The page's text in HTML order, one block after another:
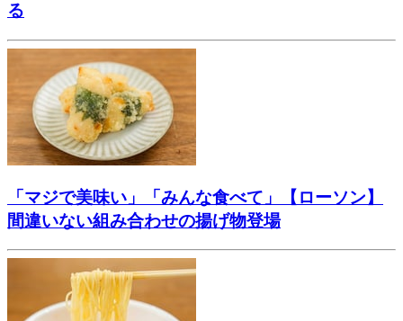
る
「マジで美味い」「みんな食べて」【ローソン】
間違いない組み合わせの揚げ物登場